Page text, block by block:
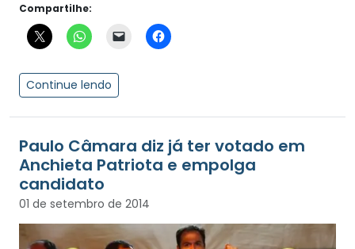
Compartilhe:
Continue lendo
Paulo Câmara diz já ter votado em
Anchieta Patriota e empolga
candidato
01 de setembro de 2014